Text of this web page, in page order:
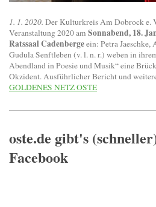
1. 1. 2020. Der Kulturkreis Am Dobrock e.
Veranstaltung 2020 am Sonnabend, 18.
Ratssaal Cadenbergeein: Petra
Gudula Senftleben (v. l. n. r.) weben in
Abendland in Poesie und Musik“ eine
Okzident. Ausführlicher Bericht und
GOLDENES NETZ OSTE
oste.de gibt's
Facebook